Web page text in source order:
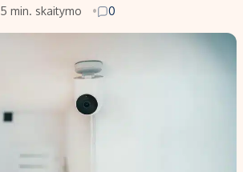
Indėliai
Indėlių skaičiuoklė
5 min. skaitymo 0